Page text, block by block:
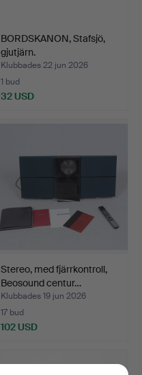
BORDSKANON, Stafsjö,
gjutjärn.
Klubbades 22 jun 2026
1 bud
32 USD
Stereo, med fjärrkontroll,
Beosound centur…
Klubbades 19 jun 2026
17 bud
102 USD